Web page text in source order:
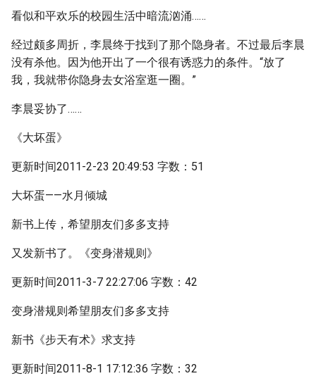
看似和平欢乐的校园生活中暗流汹涌……
经过颇多周折，李晨终于找到了那个隐身者。不过最后李晨
没有杀他。因为他开出了一个很有诱惑力的条件。“放了
我，我就带你隐身去女浴室逛一圈。”
李晨妥协了……
《大坏蛋》
更新时间2011-2-23 20:49:53 字数：51
大坏蛋——水月倾城
新书上传，希望朋友们多多支持
又发新书了。《变身潜规则》
更新时间2011-3-7 22:27:06 字数：42
变身潜规则希望朋友们多多支持
新书《步天有术》求支持
更新时间2011-8-1 17:12:36 字数：32